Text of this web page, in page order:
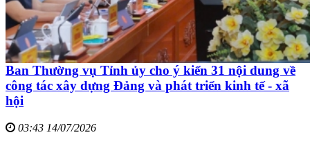
Ban Thường vụ Tỉnh ủy cho ý kiến 31 nội dung về
công tác xây dựng Đảng và phát triển kinh tế - xã
hội
03:43 14/07/2026